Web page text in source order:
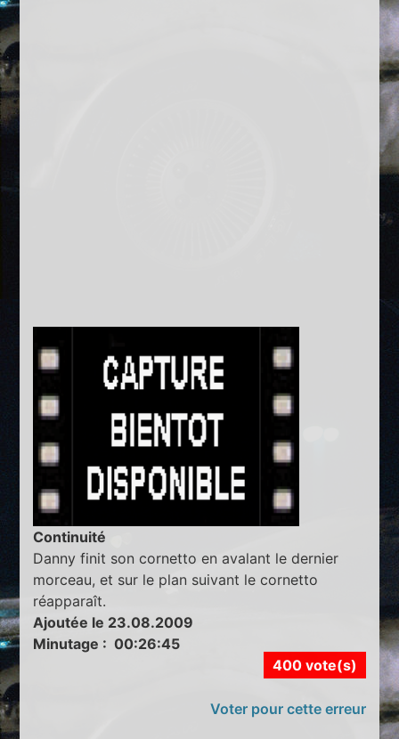
Continuité
Danny finit son cornetto en avalant le dernier
morceau, et sur le plan suivant le cornetto
réapparaît.
Ajoutée le 23.08.2009
Minutage : 00:26:45
400 vote(s)
Voter pour cette erreur